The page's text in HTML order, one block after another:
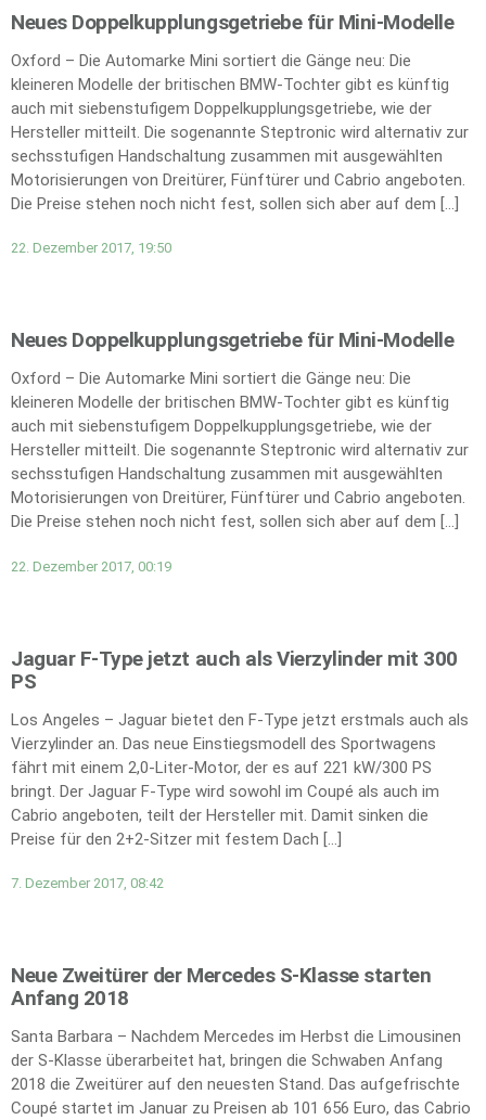
Neues Doppelkupplungsgetriebe für Mini-Modelle
Oxford – Die Automarke Mini sortiert die Gänge neu: Die
kleineren Modelle der britischen BMW-Tochter gibt es künftig
auch mit siebenstufigem Doppelkupplungsgetriebe, wie der
Hersteller mitteilt. Die sogenannte Steptronic wird alternativ zur
sechsstufigen Handschaltung zusammen mit ausgewählten
Motorisierungen von Dreitürer, Fünftürer und Cabrio angeboten.
Die Preise stehen noch nicht fest, sollen sich aber auf dem […]
22. Dezember 2017, 19:50
Neues Doppelkupplungsgetriebe für Mini-Modelle
Oxford – Die Automarke Mini sortiert die Gänge neu: Die
kleineren Modelle der britischen BMW-Tochter gibt es künftig
auch mit siebenstufigem Doppelkupplungsgetriebe, wie der
Hersteller mitteilt. Die sogenannte Steptronic wird alternativ zur
sechsstufigen Handschaltung zusammen mit ausgewählten
Motorisierungen von Dreitürer, Fünftürer und Cabrio angeboten.
Die Preise stehen noch nicht fest, sollen sich aber auf dem […]
22. Dezember 2017, 00:19
Jaguar F-Type jetzt auch als Vierzylinder mit 300
PS
Los Angeles – Jaguar bietet den F-Type jetzt erstmals auch als
Vierzylinder an. Das neue Einstiegsmodell des Sportwagens
fährt mit einem 2,0-Liter-Motor, der es auf 221 kW/300 PS
bringt. Der Jaguar F-Type wird sowohl im Coupé als auch im
Cabrio angeboten, teilt der Hersteller mit. Damit sinken die
Preise für den 2+2-Sitzer mit festem Dach […]
7. Dezember 2017, 08:42
Neue Zweitürer der Mercedes S-Klasse starten
Anfang 2018
Santa Barbara – Nachdem Mercedes im Herbst die Limousinen
der S-Klasse überarbeitet hat, bringen die Schwaben Anfang
2018 die Zweitürer auf den neuesten Stand. Das aufgefrischte
Coupé startet im Januar zu Preisen ab 101 656 Euro, das Cabrio